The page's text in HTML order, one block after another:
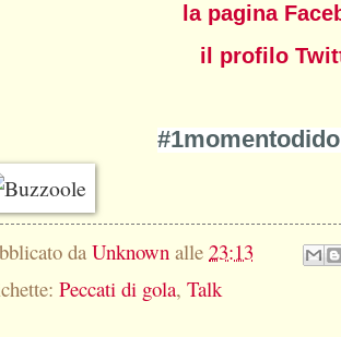
la pagina
il profilo
da Unknown alle 23:13
Peccati di gola, Talk